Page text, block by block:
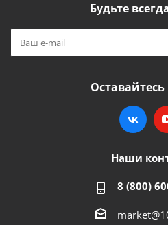
Будьте
Оставайтесь
Наши
8 (800)